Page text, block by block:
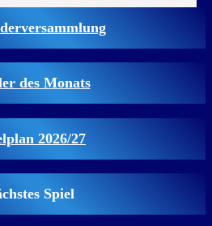
des Monats
2026/27
Spiel